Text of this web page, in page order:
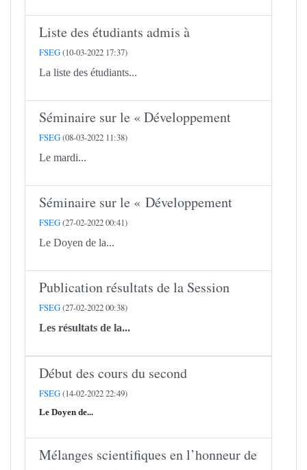
Liste des étudiants admis à
FSEG(10-03-2022 17:37)
La liste des étudiants...
Séminaire sur le « Développement
FSEG(08-03-2022 11:38)
Le mardi...
Séminaire sur le « Développement
FSEG(27-02-2022 00:41)
Le Doyen de la...
Publication résultats de la Session
FSEG(27-02-2022 00:38)
Les résultats de la...
Début des cours du second
FSEG(14-02-2022 22:49)
Le Doyen de...
Mélanges scientifiques en l’honneur de